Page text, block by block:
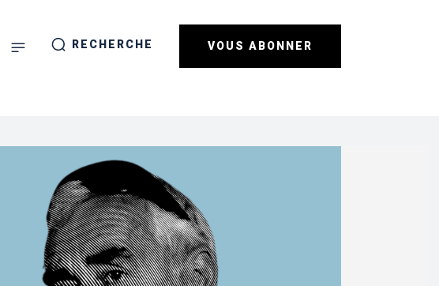
RECHERCHE VOUS ABONNER